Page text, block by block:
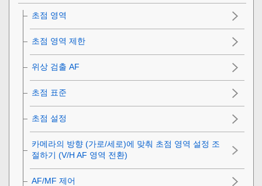
초점 영역
초점 영역 제한
위상 검출 AF
초점 표준
초점 설정
카메라의 방향 (가로/세로)에 맞춰 초점 영역 설정 조
절하기 (V/H AF 영역 전환)
AF/MF 제어